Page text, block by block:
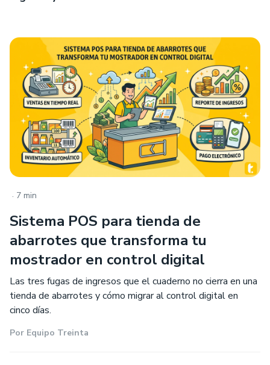
. 7 min
Sistema POS para tienda de
abarrotes que transforma tu
mostrador en control digital
Las tres fugas de ingresos que el cuaderno no cierra en una
tienda de abarrotes y cómo migrar al control digital en
cinco días.
Por Equipo Treinta